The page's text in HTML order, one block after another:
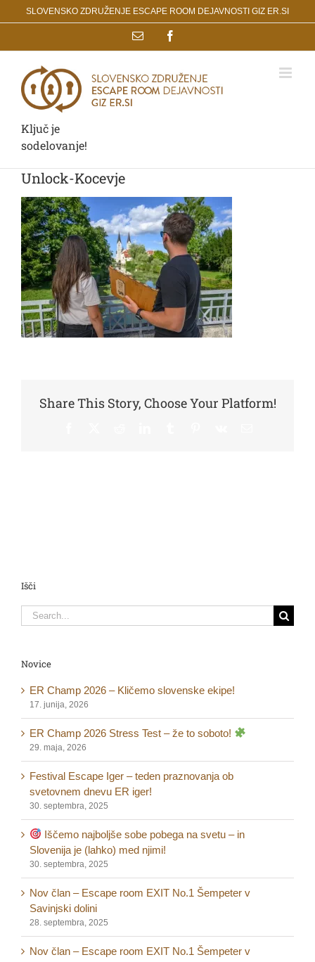
to
SLOVENSKO ZDRUŽENJE ESCAPE ROOM DEJAVNOSTI GIZ ER.SI
Email
Ključ je
sodelovanje!
Unlock-Kocevje
Share This Story, Choose Your Platform!
Išči
Search
for:
Novice
ER Champ 2026 – Kličemo slovenske ekipe!
17. junija, 2026
ER Champ 2026 Stress Test – že to soboto!
29. maja, 2026
Festival Escape Iger – teden praznovanja ob
svetovnem dnevu ER iger!
30. septembra, 2025
Iščemo najboljše sobe pobega na svetu – in
Slovenija je (lahko) med njimi!
30. septembra, 2025
Nov član – Escape room EXIT No.1 Šempeter v
Savinjski dolini
28. septembra, 2025
Nov član – Escape room EXIT No.1 Šempeter v